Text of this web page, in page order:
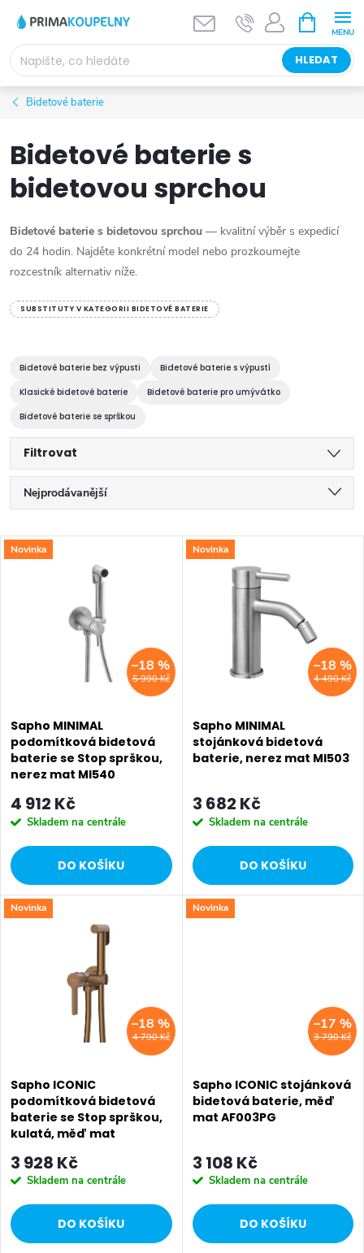
obsah
HLEDAT
NÁKUPNÍ
KOŠÍK
Bidetové baterie
Bidetové baterie s
bidetovou sprchou
Bidetové baterie s bidetovou sprchou — kvalitní výběr s expedicí
do 24 hodin. Najděte konkrétní model nebo prozkoumejte
rozcestník alternativ níže.
SUBSTITUTY V KATEGORII BIDETOVÉ BATERIE
Bidetové baterie bez výpusti
Bidetové baterie s výpustí
Klasické bidetové baterie
Bidetové baterie pro umývátko
Bidetové baterie se sprškou
Filtrovat
Ř
a
z
p
r
o
d
u
k
Nejprodávanější
Nejlevnější
Abecedně
V
p
r
o
d
u
k
Novinka
5 990 Kč
–18 %
Sapho MINIMAL
podomítková bidetová
baterie se Stop sprškou,
nerez mat MI540
4 912 Kč
Skladem na centrále
DO KOŠÍKU
Novinka
4 490 Kč
–18 %
Sapho MINIMAL
stojánková bidetová
baterie, nerez mat MI503
3 682 Kč
Skladem na centrále
DO KOŠÍKU
Novinka
4 790 Kč
–18 %
Sapho ICONIC
podomítková bidetová
baterie se Stop sprškou,
kulatá, měď mat
3 928 Kč
Skladem na centrále
DO KOŠÍKU
Novinka
3 790 Kč
–17 %
Sapho ICONIC stojánková
bidetová baterie, měď
mat AF003PG
3 108 Kč
Skladem na centrále
DO KOŠÍKU